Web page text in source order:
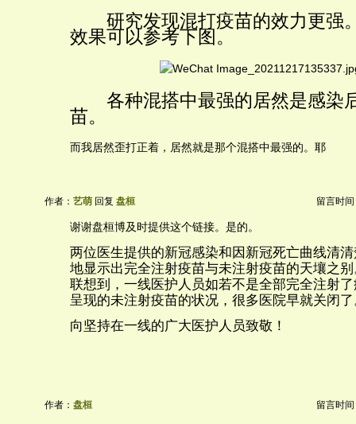
研究发现混打疫苗的效力更强
效果可以参考下图。
各种混搭中最强的居然是感染
苗。
而我居然歪打正着，居然就是那个混搭中最强的。耶
作者： 艺萌 回复 盘桓 留言时间
谢谢盘桓博及时提供这个链接。是的。
两位医生提供的新冠感染和因新冠死亡曲线清
地显示出完全注射疫苗与未注射疫苗的天壤之
联想到，一线医护人员如若不是全部完全注射
呈现的未注射疫苗的状况，很多医院早就关闭
向坚持在一线的广大医护人员致敬！
作者： 盘桓 留言时间